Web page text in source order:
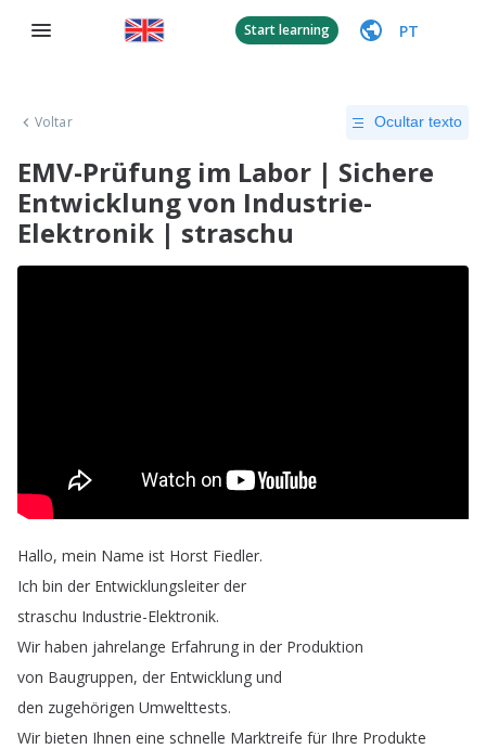
Start learning PT
Voltar Ocultar texto
EMV-Prüfung im Labor | Sichere
Entwicklung von Industrie-
Elektronik | straschu
Hallo, mein Name ist Horst Fiedler.
Ich bin der Entwicklungsleiter der
straschu Industrie-Elektronik.
Wir haben jahrelange Erfahrung in der Produktion
von Baugruppen, der Entwicklung und
den zugehörigen Umwelttests.
Wir bieten Ihnen eine schnelle Marktreife für Ihre Produkte